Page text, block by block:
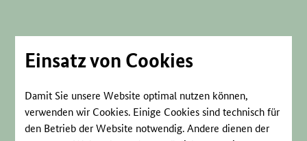
Einsatz von Cookies
Damit Sie unsere Website optimal nutzen können,
verwenden wir Cookies. Einige Cookies sind technisch für
den Betrieb der Website notwendig. Andere dienen der